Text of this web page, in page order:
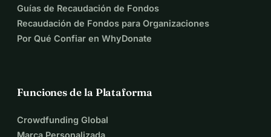
Guías de Recaudación de Fondos
Recaudación de Fondos para Organizaciones
Por Qué Confiar en WhyDonate
Funciones de la Plataforma
Crowdfunding Global
Marca Personalizada